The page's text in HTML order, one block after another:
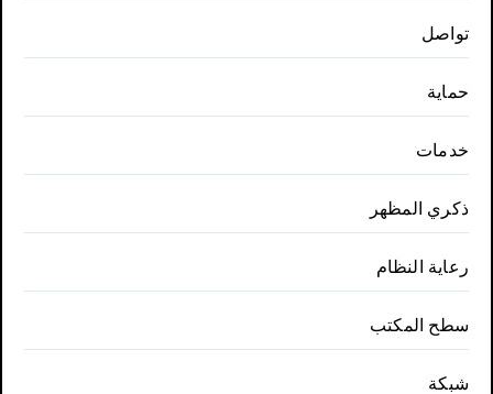
تواصل
حماية
خدمات
ذكري المظهر
رعاية النظام
سطح المكتب
شبكة